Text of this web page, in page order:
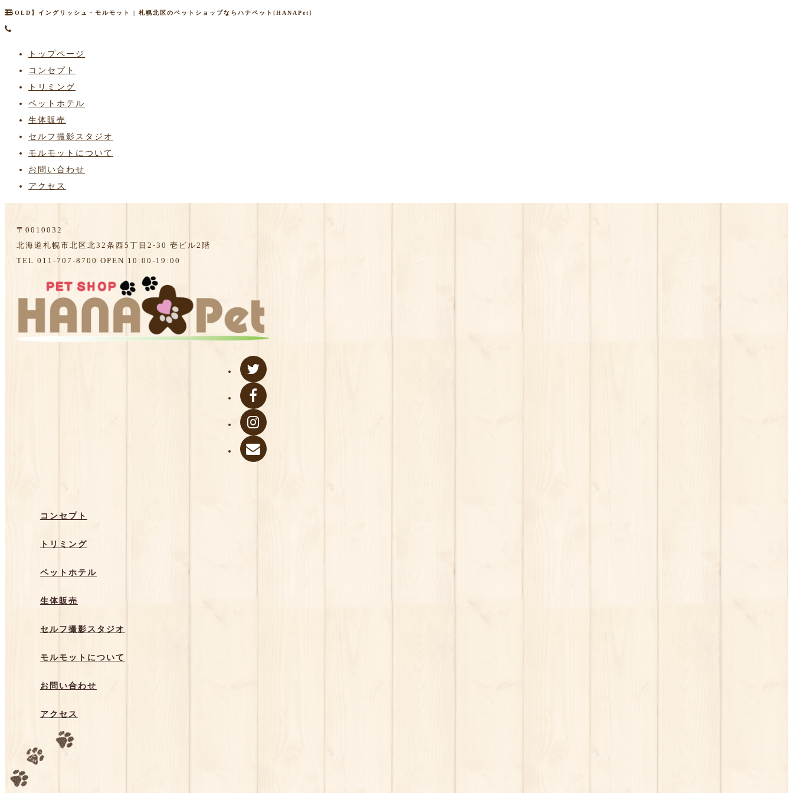
【SOLD】イングリッシュ・モルモット | 札幌北区のペットショップならハナペット[HANAPet]
トップページ
コンセプト
トリミング
ペットホテル
生体販売
セルフ撮影スタジオ
モルモットについて
お問い合わせ
アクセス
〒0010032
北海道札幌市北区北32条西5丁目2-30 壱ビル2階
TEL 011-707-8700 OPEN 10:00-19:00
コンセプト
トリミング
ペットホテル
生体販売
セルフ撮影スタジオ
モルモットについて
お問い合わせ
アクセス